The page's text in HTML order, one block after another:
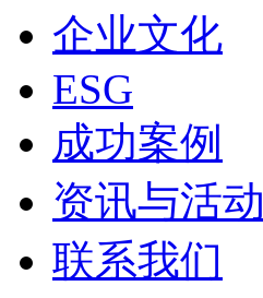
企业文化
ESG
成功案例
资讯与活动
联系我们